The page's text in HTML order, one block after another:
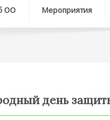
ОО Мероприятия
день